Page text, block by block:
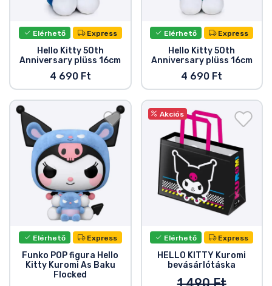
Elérhető Express
Hello Kitty 50th
Anniversary plüss 16cm
4 690 Ft
Elérhető Express
Hello Kitty 50th
Anniversary plüss 16cm
4 690 Ft
Elérhető Express
Funko POP figura Hello
Kitty Kuromi As Baku
Flocked
Akciós
Elérhető Express
HELLO KITTY Kuromi
bevásárlótáska